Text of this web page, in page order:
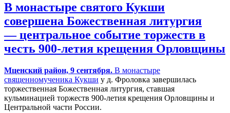
В монастыре святого Кукши
совершена Божественная литургия
— центральное событие торжеств в
честь 900-летия крещения Орловщины
Мценский район, 9 сентября. В монастыре
священномученика Кукши у д. Фроловка завершилась
торжественная Божественная литургия, ставшая
кульминацией торжеств 900-летия крещения Орловщины и
Центральной части России.